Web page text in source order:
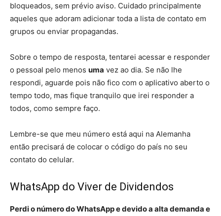
bloqueados, sem prévio aviso. Cuidado principalmente
aqueles que adoram adicionar toda a lista de contato em
grupos ou enviar propagandas.
Sobre o tempo de resposta, tentarei acessar e responder
o pessoal pelo menos uma vez ao dia. Se não lhe
respondi, aguarde pois não fico com o aplicativo aberto o
tempo todo, mas fique tranquilo que irei responder a
todos, como sempre faço.
Lembre-se que meu número está aqui na Alemanha
então precisará de colocar o código do país no seu
contato do celular.
WhatsApp do Viver de Dividendos
Perdi o número do WhatsApp e devido a alta demanda e